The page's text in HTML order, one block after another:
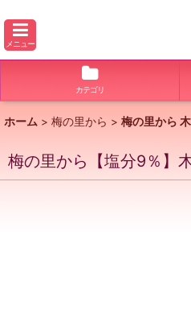
メニュー
カテゴリ
ホーム > 梅の里から > 梅の里から
梅の里から【塩分9％】